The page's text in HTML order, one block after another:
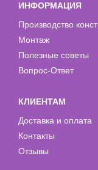
ИНФОРМАЦИЯ
Производство
Монтаж
Полезные советы
Вопрос-Ответ
КЛИЕНТАМ
Доставка и оплата
Контакты
Отзывы